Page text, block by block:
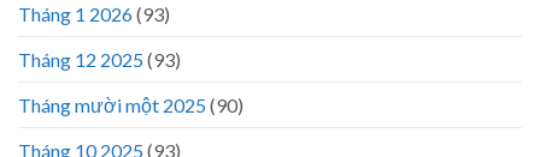
Tháng 1 2026(93)
Tháng 12 2025(93)
Tháng mười một 2025(90)
Tháng 10 2025(93)